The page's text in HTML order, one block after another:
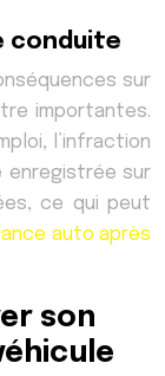
conduite
sur
importantes.
l’infraction
enregistrée sur
ce qui peut
auto après
son